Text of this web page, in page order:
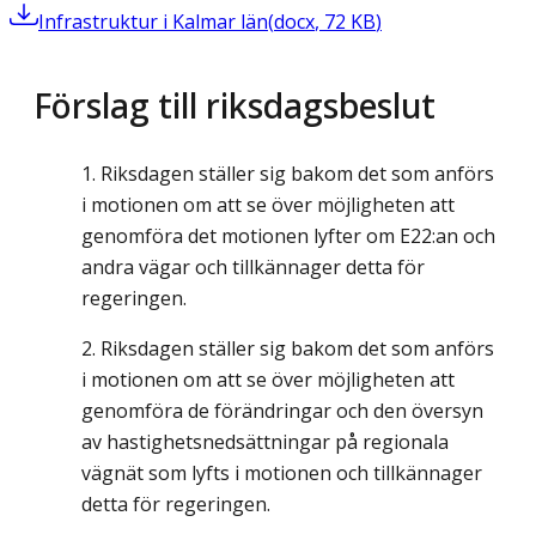
Infrastruktur i Kalmar län(docx, 72 KB)
Förslag till riksdagsbeslut
Riksdagen ställer sig bakom det som anförs
i motionen om att se över möjligheten att
genomföra det motionen lyfter om E22:an och
andra vägar och tillkännager detta för
regeringen.
Riksdagen ställer sig bakom det som anförs
i motionen om att se över möjligheten att
genomföra de förändringar och den översyn
av hastighetsnedsättningar på regionala
vägnät som lyfts i motionen och tillkännager
detta för regeringen.